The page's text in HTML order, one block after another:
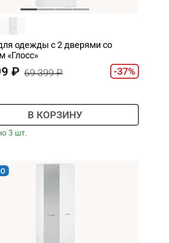
одежды с 2 дверями со
«Глосс»
69 399 -37%
В КОРЗИНУ
3 шт.